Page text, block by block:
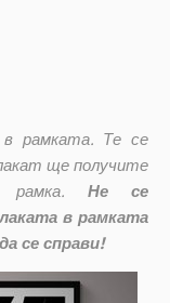
рамката. Те се
ще получите
Не се
в рамката
се справи!